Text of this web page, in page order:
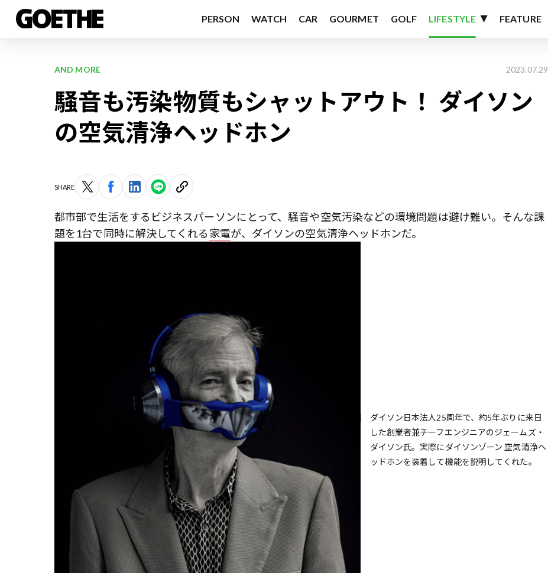
PERSON WATCH CAR GOURMET GOLF LIFESTYLE FEATURE
AND MORE 2023.07.29
騒音も汚染物質もシャットアウト！ ダイソン
の空気清浄ヘッドホン
SHARE
都市部で生活をするビジネスパーソンにとって、騒音や空気汚染などの環境問題は避け難い。そんな課
題を1台で同時に解決してくれる 家電が、ダイソンの空気清浄ヘッドホンだ。
ダイソン日本法人25周年で、約5年ぶりに来日
した創業者兼チーフエンジニアのジェームズ・
ダイソン氏。実際にダイソンゾーン 空気清浄ヘ
ッドホンを装着して機能を説明してくれた。